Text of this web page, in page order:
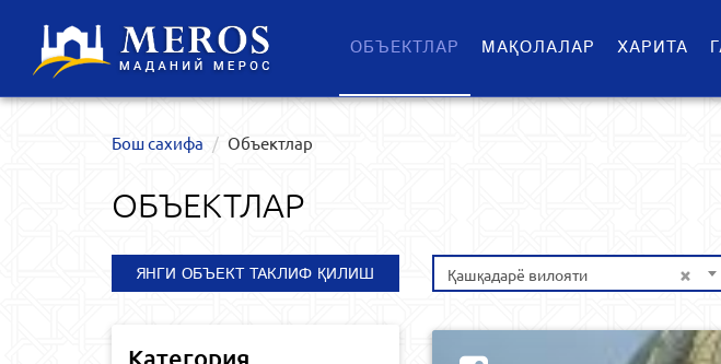
ОБЪЕКТЛАР МАҚОЛАЛАР ХАРИТА
Бош сахифа Объектлар
ОБЪЕКТЛАР
ЯНГИ ОБЪЕКТ ТАКЛИФ ҚИЛИШ
Категория
×
Қашқадарё вилояти